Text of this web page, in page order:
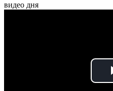
видео дня